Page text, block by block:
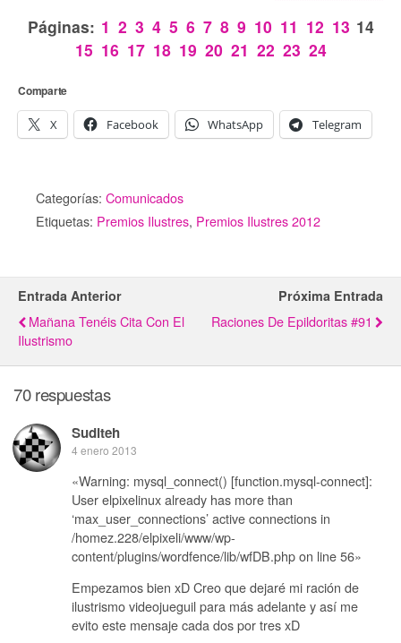
Páginas: 1 2 3 4 5 6 7 8 9 10 11 12 13 14
15 16 17 18 19 20 21 22 23 24
Comparte
X Facebook WhatsApp Telegram
Categorías: Comunicados
Etiquetas: Premios Ilustres, Premios Ilustres 2012
Entrada Anterior
Mañana Tenéis Cita Con El
Ilustrismo
Próxima Entrada
Raciones De Epildoritas #91
70 respuestas
Suditeh
4 enero 2013
«Warning: mysql_connect() [function.mysql-connect]:
User elpixelinux already has more than
‘max_user_connections’ active connections in
/homez.228/elpixeli/www/wp-
content/plugins/wordfence/lib/wfDB.php on line 56»
Empezamos bien xD Creo que dejaré mi ración de
ilustrismo videojueguil para más adelante y así me
evito este mensaje cada dos por tres xD